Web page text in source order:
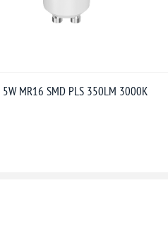
5W MR16 SMD PLS 350LM 3000K